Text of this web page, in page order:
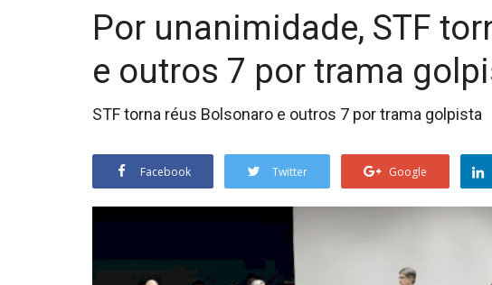
Por unanimidade, STF
e outros 7 por trama
STF torna réus Bolsonaro e outros 7 por trama golpista
Facebook Twitter Google
Sepultura Lollapallooza Brasil 2025